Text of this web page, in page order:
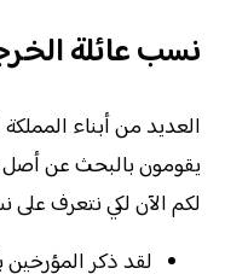
نسب عائلة
العديد من أبناء
يقومون بالبحث عن أصل
لكم الآن لكي نتعرف على
لقد ذكر المؤرخين